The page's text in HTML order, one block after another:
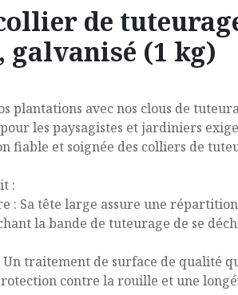
de
galvanisé (1 kg)
plantations avec nos clous de
les paysagistes et jardiniers
fiable et soignée des colliers de
:
: Sa tête large assure une
la bande de tuteurage de se
Un traitement de surface de qualité
contre la rouille et une